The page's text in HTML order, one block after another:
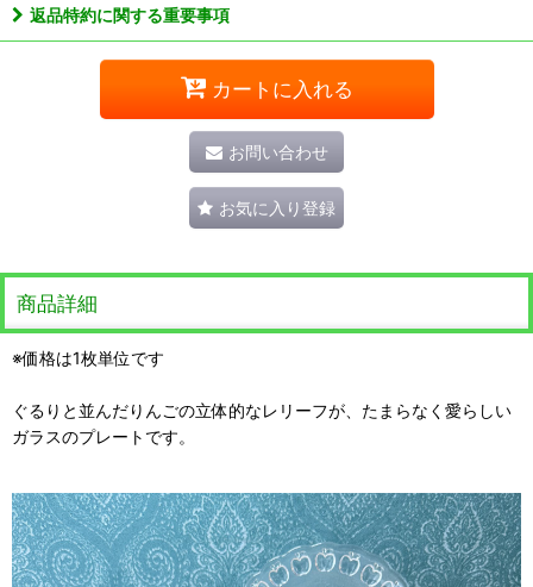
返品特約に関する重要事項
カートに入れる
お問い合わせ
お気に入り登録
商品詳細
※価格は1枚単位です
ぐるりと並んだりんごの立体的なレリーフが、たまらなく愛らしい
ガラスのプレートです。